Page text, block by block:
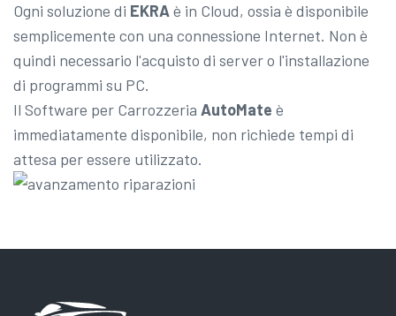
Ogni soluzione di EKRAè in Cloud, ossia è disponibile
semplicemente con una connessione Internet. Non è
quindi necessario l'acquisto di server o l'installazione
di programmi su PC.
Il Software per Carrozzeria AutoMate è
immediatamente disponibile, non richiede tempi di
attesa per essere utilizzato.